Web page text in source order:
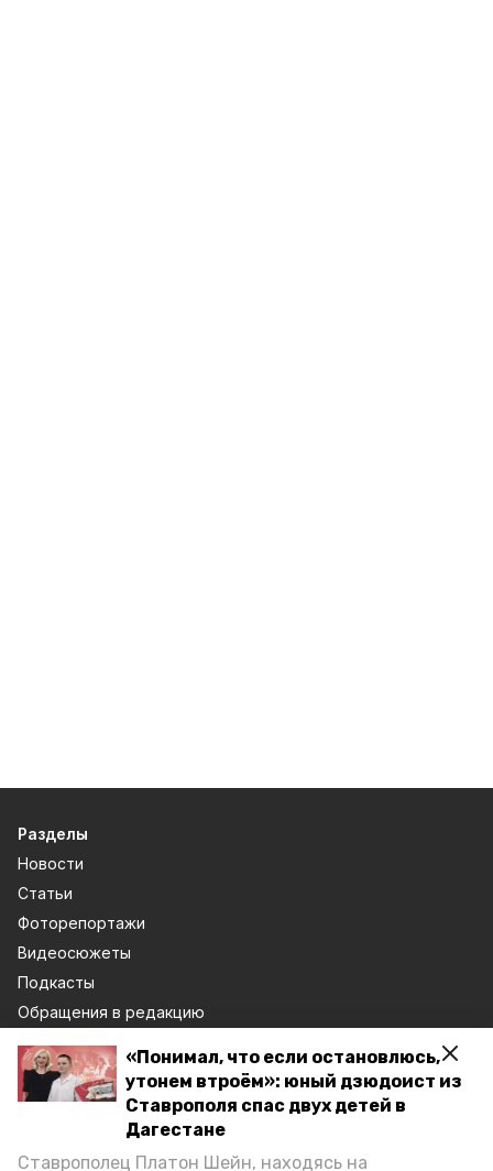
«Понимал, что если остановлюсь,
утонем втроём»: юный дзюдоист из
Ставрополя спас двух детей в
Дагестане
Ставрополец Платон Шейн, находясь на
Разделы
Новости
Статьи
Фоторепортажи
Видеосюжеты
Подкасты
Обращения в редакцию
Эксклюзивы
Карточки
Тесты
О компании